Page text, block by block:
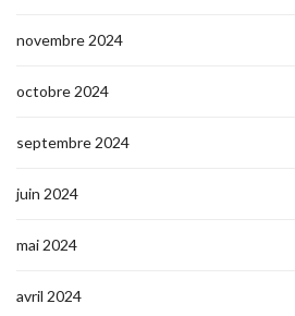
novembre 2024
octobre 2024
septembre 2024
juin 2024
mai 2024
avril 2024